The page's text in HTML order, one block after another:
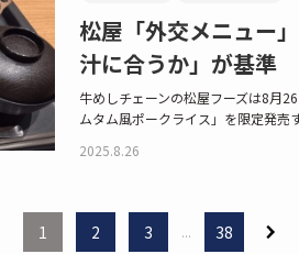
松屋「外交メニュー
汁に合うか」が基準
牛めしチェーンの松屋フーズは8月
ムタム風ポークライス」を限定発売す
2025.8.26
1 2 3 ... 38